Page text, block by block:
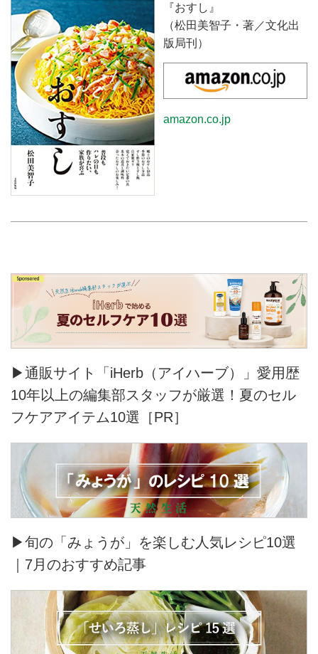
『おすし』
（松田美智子・著／文化出
版局刊）
amazon.co.jp
▶通販サイト「iHerb（アイハーブ）」愛用歴
10年以上の編集部スタッフが厳選！夏のセル
フケアアイテム10選［PR］
▶旬の「みょうが」を楽しむ人気レシピ10選
｜7月のおすすめ記事